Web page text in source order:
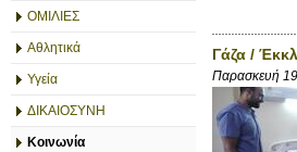
ΟΜΙΛΙΕΣ
Αθλητικά
Υγεία
ΔΙΚΑΙΟΣΥΝΗ
Κοινωνία
Γάζα /
Παρασκευή